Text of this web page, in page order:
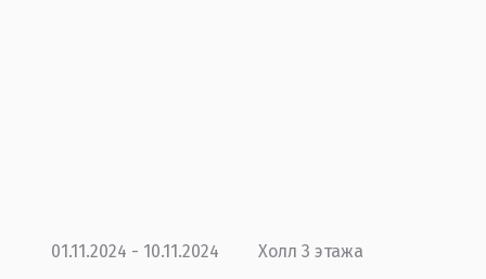
01.11.2024 - 10.11.2024 Холл 3 этажа